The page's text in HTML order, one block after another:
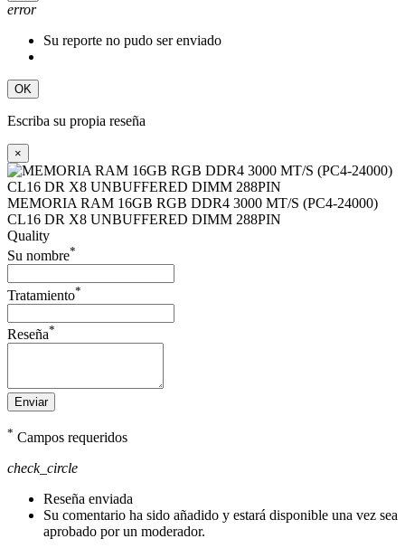
error
Su reporte no pudo ser enviado
OK
Escriba su propia reseña
×
MEMORIA RAM 16GB RGB DDR4 3000 MT/S (PC4-24000)
CL16 DR X8 UNBUFFERED DIMM 288PIN
Quality
Su nombre*
Tratamiento*
Reseña*
Enviar
* Campos requeridos
check_circle
Reseña enviada
Su comentario ha sido añadido y estará disponible una vez sea
aprobado por un moderador.